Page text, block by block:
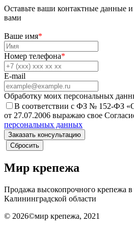
Оставьте ваши контактные данные
вами
Ваше имя*
Номер телефона*
E-mail
Обработку моих персональных
В соответствии с ФЗ № 152-ФЗ
от 27.07.2006 выражаю свое
персональных данных
Мир крепежа
Продажа высокопрочного крепежа
Калининградской области
© 2026©мир крепежа, 2021